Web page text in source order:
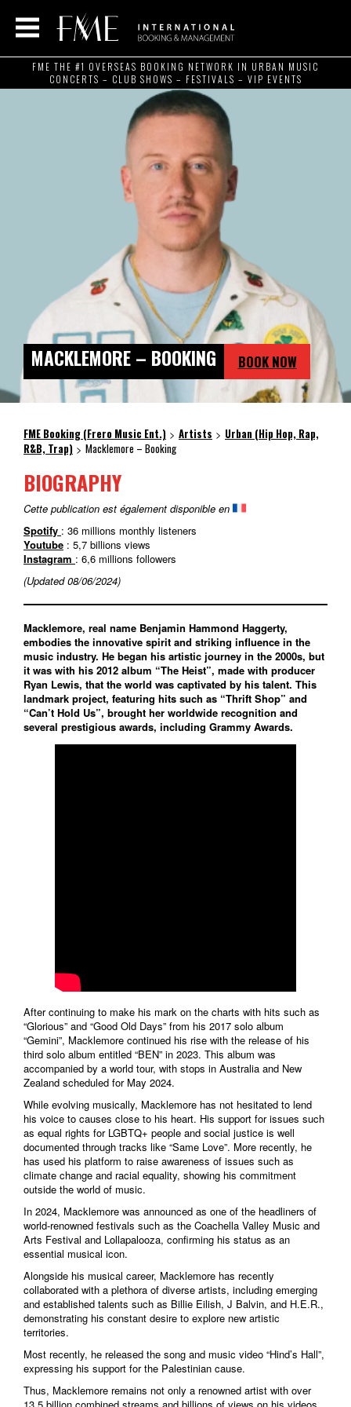
FME THE #1 OVERSEAS BOOKING NETWORK IN URBAN MUSIC
CONCERTS – CLUB SHOWS – FESTIVALS – VIP EVENTS
MACKLEMORE – BOOKING BOOK NOW
FME Booking (Frero Music Ent.) > Artists > Urban (Hip Hop, Rap,
R&B, Trap) > Macklemore – Booking
BIOGRAPHY
Cette publication est également disponible en
Spotify : 36 millions monthly listeners
Youtube : 5,7 billions views
Instagram : 6,6 millions followers
(Updated 08/06/2024)
Macklemore, real name Benjamin Hammond Haggerty,
embodies the innovative spirit and striking influence in the
music industry. He began his artistic journey in the 2000s, but
it was with his 2012 album “The Heist”, made with producer
Ryan Lewis, that the world was captivated by his talent. This
landmark project, featuring hits such as “Thrift Shop” and
“Can’t Hold Us”, brought her worldwide recognition and
several prestigious awards, including Grammy Awards.
After continuing to make his mark on the charts with hits such as
“Glorious” and “Good Old Days” from his 2017 solo album
“Gemini”, Macklemore continued his rise with the release of his
third solo album entitled “BEN” in 2023. This album was
accompanied by a world tour, with stops in Australia and New
Zealand scheduled for May 2024.
While evolving musically, Macklemore has not hesitated to lend
his voice to causes close to his heart. His support for issues such
as equal rights for LGBTQ+ people and social justice is well
documented through tracks like “Same Love”. More recently, he
has used his platform to raise awareness of issues such as
climate change and racial equality, showing his commitment
outside the world of music.
In 2024, Macklemore was announced as one of the headliners of
world-renowned festivals such as the Coachella Valley Music and
Arts Festival and Lollapalooza, confirming his status as an
essential musical icon.
Alongside his musical career, Macklemore has recently
collaborated with a plethora of diverse artists, including emerging
and established talents such as Billie Eilish, J Balvin, and H.E.R.,
demonstrating his constant desire to explore new artistic
territories.
Most recently, he released the song and music video “Hind’s Hall”,
expressing his support for the Palestinian cause.
Thus, Macklemore remains not only a renowned artist with over